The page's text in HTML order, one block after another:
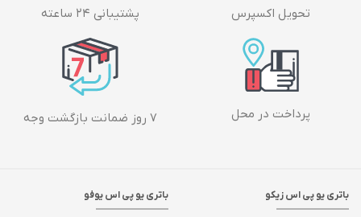
تحویل اکسپرس پشتیبانی ۲۴ ساعته
پرداخت در محل ۷ روز ضمانت بازگشت وجه
باتری یو پی اس زیکو باتری یو پی اس یوفو